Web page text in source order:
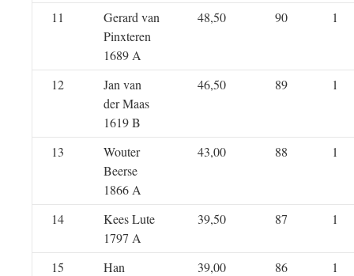
11
Gerard van
Pinxteren
1689 A
48,50 90 1
12
Jan van
der Maas
1619 B
46,50 89 1
13
Wouter
Beerse
1866 A
43,00 88 1
14
Kees Lute
1797 A
39,50 87 1
15
Han
39,00 86 1